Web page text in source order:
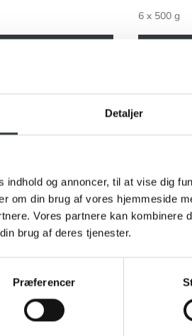
Detaljer
og annoncer, til at vise dig
om din brug af vores hjemmeside
Vores partnere kan kombinere
brug af deres tjenester.
Præferencer
6 x 500 g